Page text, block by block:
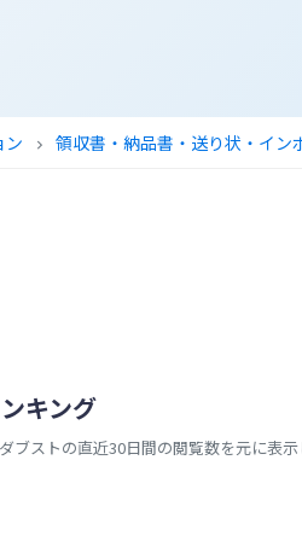
ン chevron_right 領収書・納品書・送り状・イン
キング
ブストの直近30日間の閲覧数を元に表示